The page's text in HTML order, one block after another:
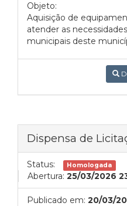
Objeto:
Aquisição de
atender as
municipais deste
Dispensa de
Status: Homologada
Abertura: 25/03/2026
Publicado em: 20/03/